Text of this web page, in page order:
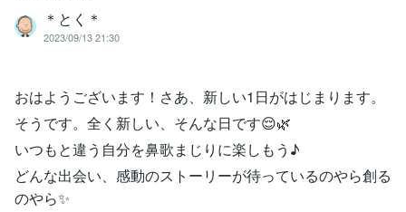
＊とく＊
2023/09/13 21:30
おはようございます！さあ、新しい1日がはじまります。
そうです。全く新しい、そんな日です😌🌿
いつもと違う自分を鼻歌まじりに楽しもう♪
どんな出会い、感動のストーリーが待っているのやら創る
のやら✨